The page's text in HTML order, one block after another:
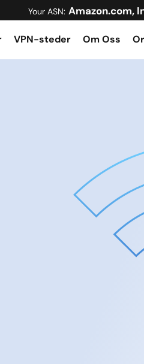
Your ASN: Amazon.com,
VPN-steder Om Oss